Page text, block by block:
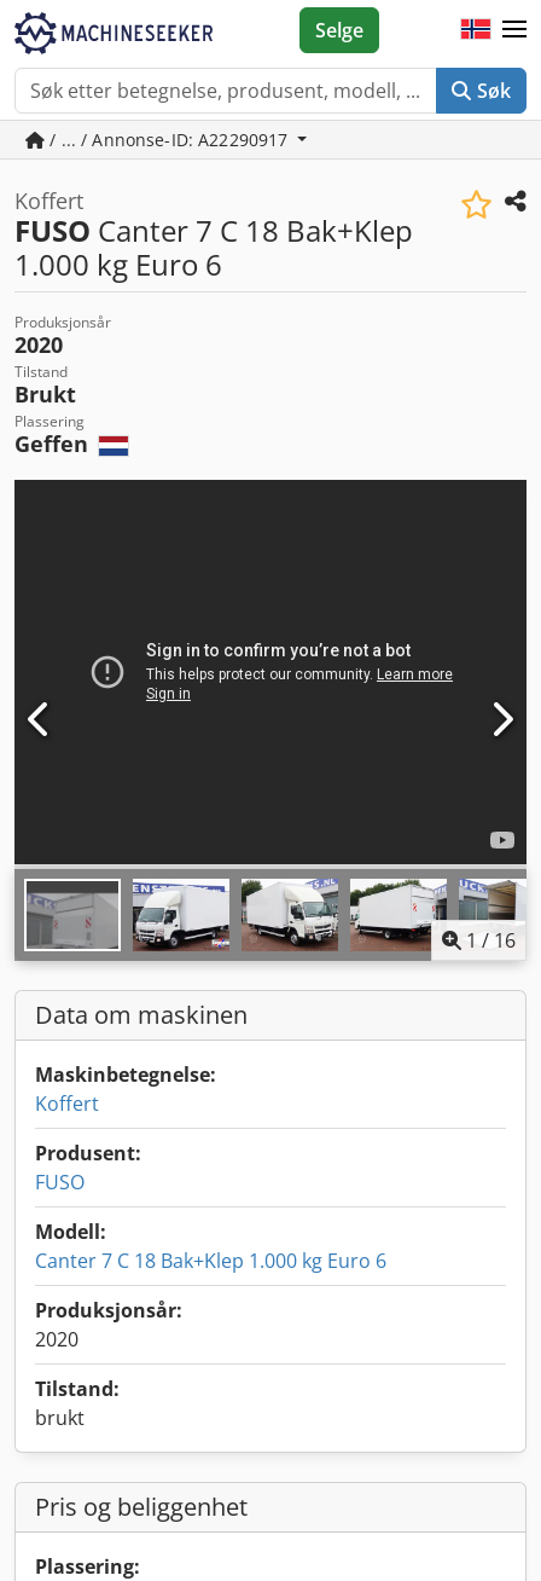
Søk
Selge
/ ... / Annonse-ID: A22290917
Koffert
FUSO Canter 7 C 18 Bak+Klep
1.000 kg Euro 6
Produksjonsår
2020
Tilstand
Brukt
Plassering
Geffen
1 / 16
Data om maskinen
Maskinbetegnelse:
Koffert
Produsent:
FUSO
Modell:
Canter 7 C 18 Bak+Klep 1.000 kg Euro 6
Produksjonsår:
2020
Tilstand:
brukt
Pris og beliggenhet
Plassering: